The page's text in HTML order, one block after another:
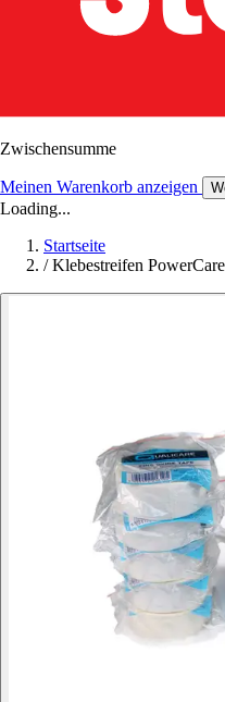
Zwischensumme
Meinen Warenkorb anzeigen
Loading...
Startseite
/ Klebestreifen